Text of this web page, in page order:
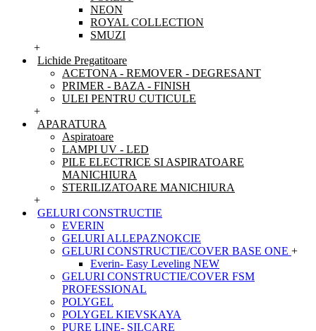
NEON
ROYAL COLLECTION
SMUZI
+
Lichide Pregatitoare
ACETONA - REMOVER - DEGRESANT
PRIMER - BAZA - FINISH
ULEI PENTRU CUTICULE
+
APARATURA
Aspiratoare
LAMPI UV - LED
PILE ELECTRICE SI ASPIRATOARE
MANICHIURA
STERILIZATOARE MANICHIURA
+
GELURI CONSTRUCTIE
EVERIN
GELURI ALLEPAZNOKCIE
GELURI CONSTRUCTIE/COVER BASE ONE +
Everin- Easy Leveling NEW
GELURI CONSTRUCTIE/COVER FSM
PROFESSIONAL
POLYGEL
POLYGEL KIEVSKAYA
PURE LINE- SILCARE